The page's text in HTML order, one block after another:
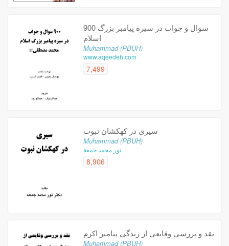
900 سوال و جواب در سيره پیامبر بزرگ
اسلام
Muhammad (PBUH)
www.aqeedeh.com
7,499
سیری در کهکشان نبوت
Muhammad (PBUH)
نور محمد جمعة
8,906
نقد و بررسی وقایعی از زندگی پیامبر اکرم
Muhammad (PBUH)